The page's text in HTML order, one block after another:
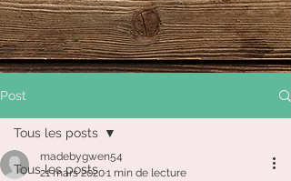
Post
Tous les posts
Tous les posts
madebygwen54
21 mars 20201 min de lecture